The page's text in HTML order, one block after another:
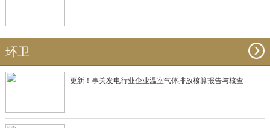
环卫
更新！事关发电行业企业温室气体排放核算报告与核查